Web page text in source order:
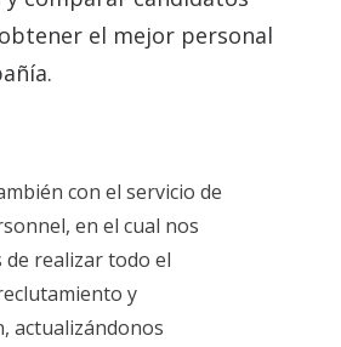
el mejor personal
con el servicio de
en el cual nos
de realizar todo el
y
actualizándonos